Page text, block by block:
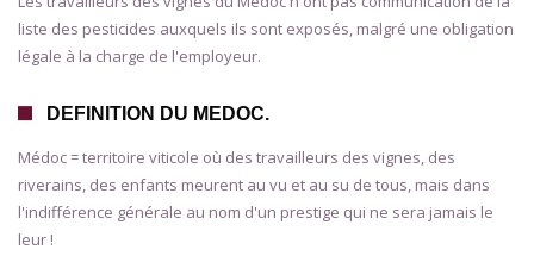
liste des pesticides auxquels ils sont exposés, malgré une obligation
légale à la charge de l'employeur.
DEFINITION DU MEDOC.
Médoc = territoire viticole où des travailleurs des vignes, des
riverains, des enfants meurent au vu et au su de tous, mais dans
l'indifférence générale au nom d'un prestige qui ne sera jamais le
leur !